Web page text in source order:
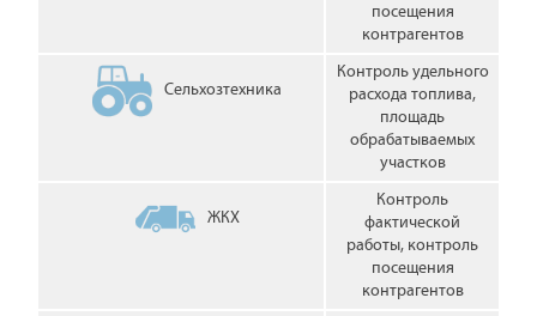
посещения
контрагентов
Сельхозтехника
Контроль удельного
расхода топлива,
площадь
обрабатываемых
участков
ЖКХ
Контроль
фактической
работы, контроль
посещения
контрагентов